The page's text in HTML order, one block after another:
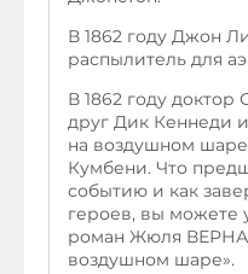
В 1862 году Джон
распылитель для
В 1862 году
друг Дик Кеннеди
на воздушном шаре
Кумбени. Что
событию и как
героев, вы можете
роман Жюля ВЕРНА
воздушном шаре».